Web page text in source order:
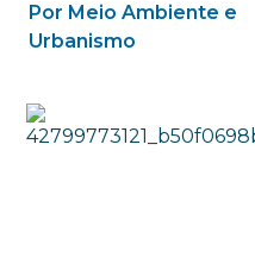
Por Meio Ambiente e
Urbanismo